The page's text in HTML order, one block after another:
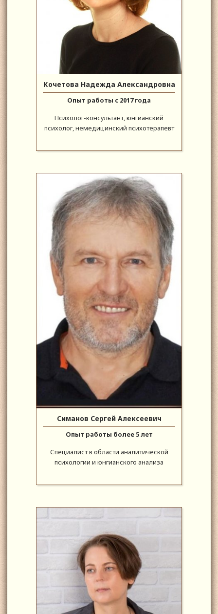
Кочетова Надежда Александровна
Опыт работы с 2017 года
Психолог-консультант, юнгианский
психолог, немедицинский психотерапевт
Симанов Сергей Алексеевич
Опыт работы более 5 лет
Специалист в области аналитической
психологии и юнгианского анализа